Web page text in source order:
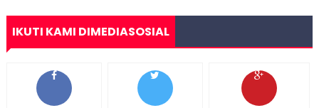
IKUTI KAMI DIMEDIASOSIAL